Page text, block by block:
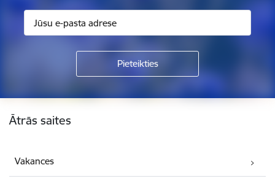
Kājene
Ātrās saites
Vakances